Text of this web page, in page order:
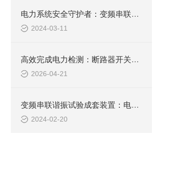
电力系统安全守护者：变频串联谐振成套试验装置的应用与挑战
2024-03-11
高效完成电力检测：断路器开关特性测试仪应用详解
2026-04-21
变频串联谐振试验成套装置：电力设备检测的得力助手
2024-02-20